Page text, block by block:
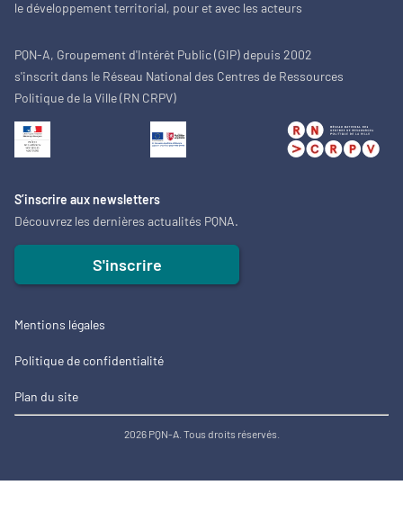
le développement territorial, pour et avec les acteurs
PQN-A, Groupement d'Intérêt Public (GIP) depuis 2002
s'inscrit dans le Réseau National des Centres de Ressources
Politique de la Ville (RN CRPV)
S’inscrire aux newsletters
Découvrez les dernières actualités PQNA.
S'inscrire
Mentions légales
Politique de confidentialité
Plan du site
2026 PQN-A. Tous droits réservés.